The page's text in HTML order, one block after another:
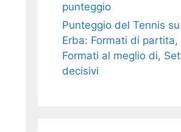
punteggio
Punteggio del Tennis su
Erba: Formati di partita,
Formati al meglio di, Set
decisivi